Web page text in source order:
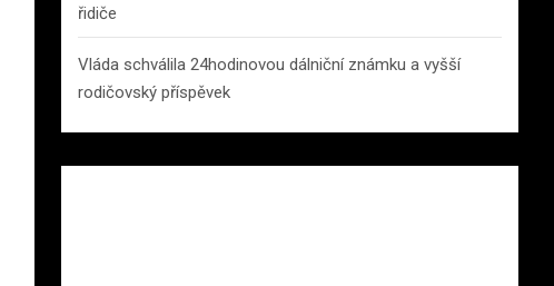
řidiče
Vláda schválila 24hodinovou dálniční známku a vyšší
rodičovský příspěvek